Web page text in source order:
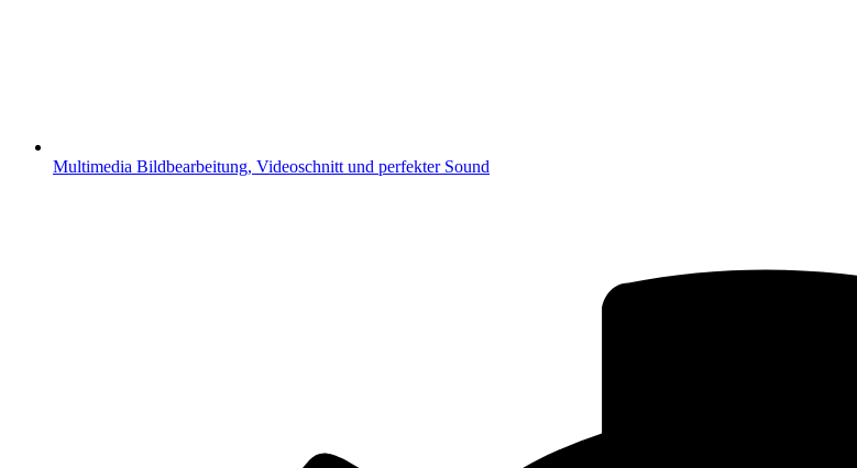
Multimedia Bildbearbeitung, Videoschnitt und perfekter Sound